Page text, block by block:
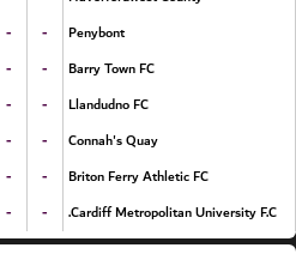
- -
Penybont
- -
Barry Town FC
- -
Llandudno FC
- -
Connah's Quay
- -
Briton Ferry Athletic FC
- - Cardiff Metropolitan University F.C.